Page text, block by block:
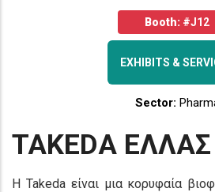
Booth: #J12
EXHIBITS &
Sector:
TAKEDA ΕΛΛΑΣ
Η Takeda είναι μια κορυφαία